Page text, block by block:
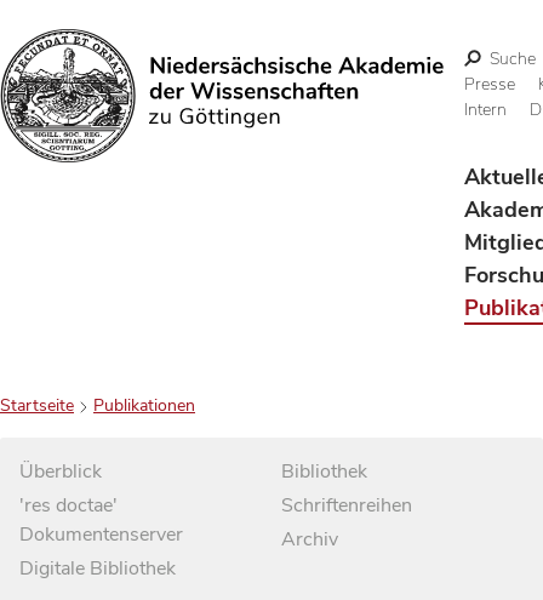
Suchen
Suche
Presse
Intern
Startseite Publikationen
Überblick
'res doctae'
Dokumentenserver
Digitale Bibliothek
Bibliothek
Schriftenreihen
Archiv